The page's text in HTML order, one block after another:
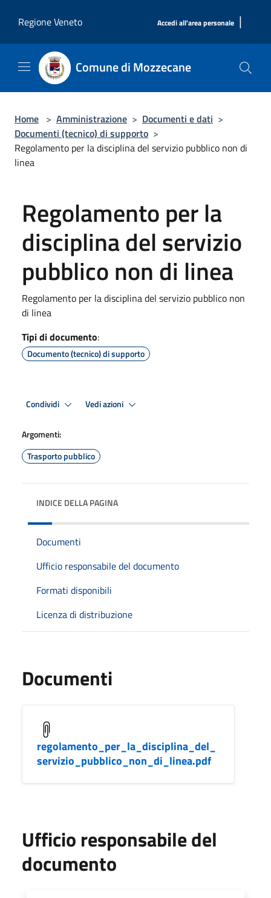
Regione Veneto
Accedi all'area personale |
Comune di Mozzecane
Home > Amministrazione > Documenti e dati >
Documenti (tecnico) di supporto >
Regolamento per la disciplina del servizio pubblico non di
linea
Regolamento per la
disciplina del servizio
pubblico non di linea
Regolamento per la disciplina del servizio pubblico non
di linea
Tipi di documento:
Documento (tecnico) di supporto
Condividi Vedi azioni
Argomenti:
Trasporto pubblico
INDICE DELLA PAGINA
Documenti
Ufficio responsabile del documento
Formati disponibili
Licenza di distribuzione
Documenti
regolamento_per_la_disciplina_del_
servizio_pubblico_non_di_linea.pdf
Ufficio responsabile del
documento